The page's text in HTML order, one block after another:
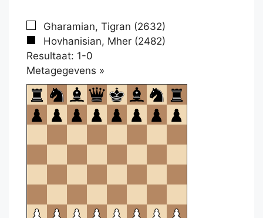
Gharamian, Tigran (2632)
Hovhanisian, Mher (2482)
Resultaat: 1-0
Metagegevens »
om
te
openen.